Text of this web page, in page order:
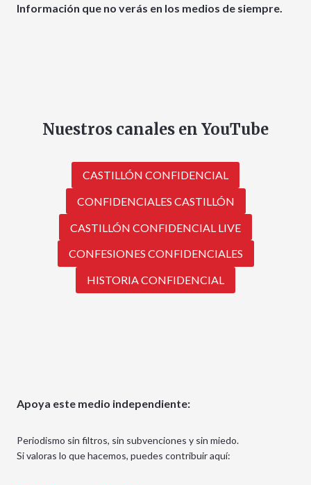
Información que no verás en los medios de siempre.
Nuestros canales en YouTube
CASTILLÓN CONFIDENCIAL
CONFIDENCIALES CASTILLÓN
CASTILLÓN CONFIDENCIAL LIVE
CONFESIONES CONFIDENCIALES
HISTORIA CONFIDENCIAL
Apoya este medio independiente:
Periodismo sin filtros, sin subvenciones y sin miedo.
Si valoras lo que hacemos, puedes contribuir aquí: